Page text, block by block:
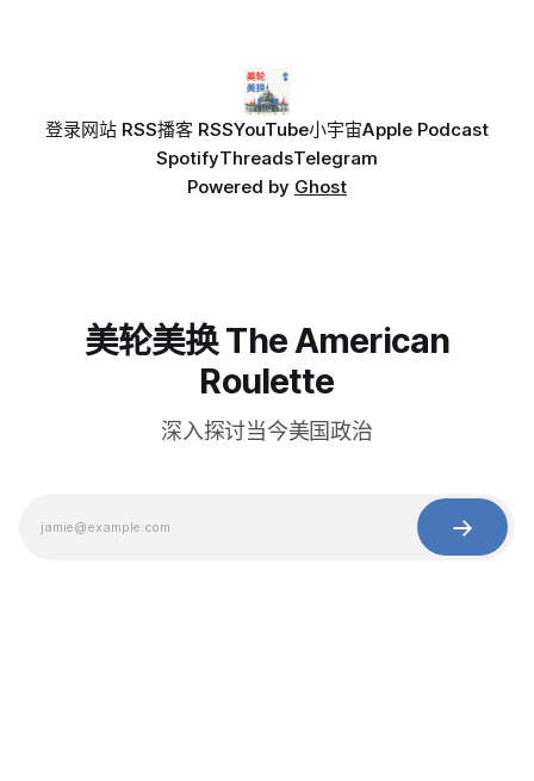
登录网站 RSS播客 RSSYouTube小宇宙Apple Podcast
SpotifyThreadsTelegram
Powered by Ghost
美轮美换 The American
Roulette
深入探讨当今美国政治